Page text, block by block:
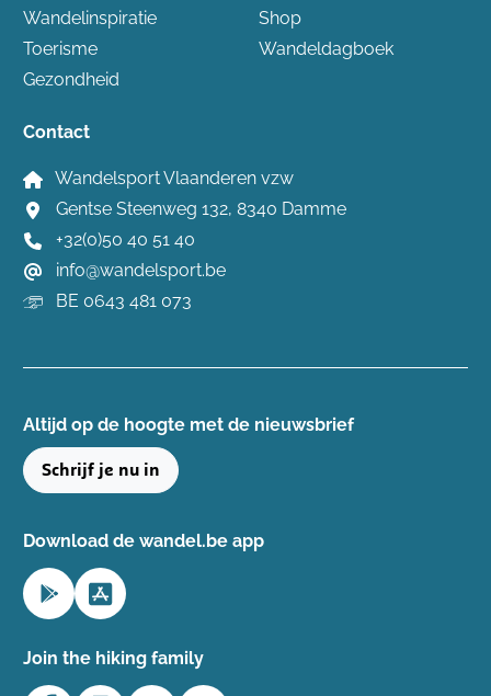
Wandelinspiratie
Toerisme
Gezondheid
Shop
Wandeldagboek
Contact
Wandelsport Vlaanderen vzw
Gentse Steenweg 132, 8340 Damme
+32(0)50 40 51 40
info@wandelsport.be
BE 0643 481 073
Altijd op de hoogte ​met de nieuwsbrief
Schrijf je nu in
Download de wandel.be app
Join the hiking family